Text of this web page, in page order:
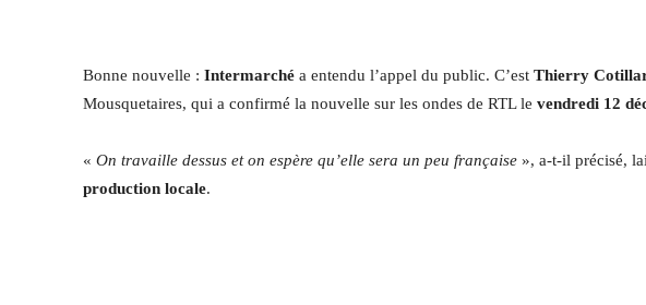
Bonne nouvelle : Intermarché a entendu l’appel du public. C’est Thierry
Mousquetaires, qui a confirmé la nouvelle sur les ondes de RTL le vendredi 12
« On travaille dessus et on espère qu’elle sera un peu française », a-t-il précisé,
production locale.